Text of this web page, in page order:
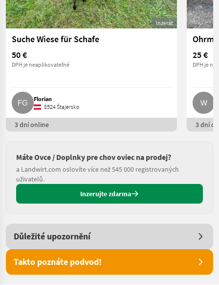
Inzerát
Suche Wiese für Schafe
50 €
DPH je neaplikovateľné
Florian
8524 Štajersko
3 dní online
25 €
DPH je
3 dní
Máte Ovce / Doplnky pre chov oviec na prodej?
a Landwirt.com oslovíte více než 545 000 registrovaných
uživatelů.
Inzerujte zdarma
Důležité upozornění
Takto poznáte podvod!